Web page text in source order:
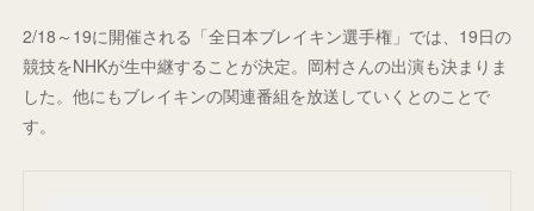
2/18～19に開催される「全日本ブレイキン選手権」では、19日の
競技をNHKが生中継することが決定。岡村さんの出演も決まりま
した。他にもブレイキンの関連番組を放送していくとのことで
す。